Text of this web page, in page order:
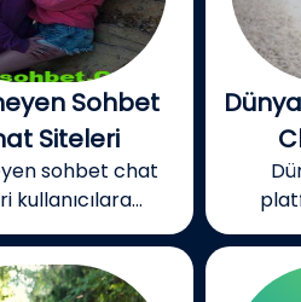
Sohbet
Siteleri
sohbet chat
kullanıcılara...